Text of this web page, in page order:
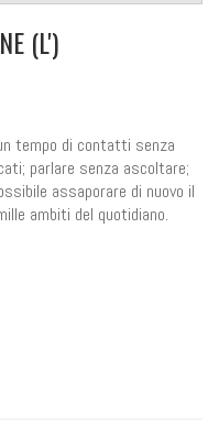
(L')
tempo di contatti senza
parlare senza ascoltare;
assaporare di nuovo il
ambiti del quotidiano.